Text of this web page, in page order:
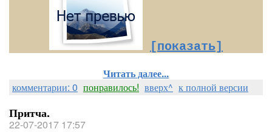
[показать]
Читать далее...
комментарии: 0 понравилось! вверх^ к полной версии
Притча.
22-07-2017 17:57